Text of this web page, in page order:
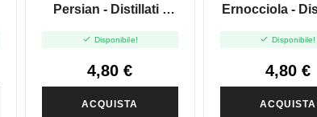
Persian - Distillati -
 Disponibile!
4,80 €
ACQUISTA
Ernocciola -
 Disponibile!
4,80 €
ACQUISTA